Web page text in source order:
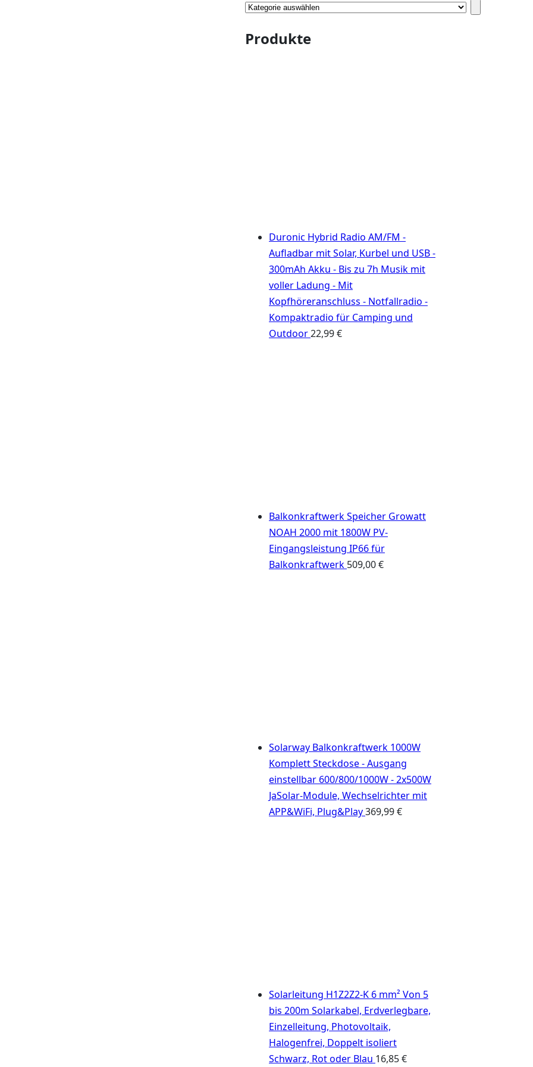
Kategorie
Produkte
Duronic Hybrid Radio AM/FM -
Aufladbar mit Solar, Kurbel und USB -
300mAh Akku - Bis zu 7h Musik mit
voller Ladung - Mit
Kopfhöreranschluss - Notfallradio -
Kompaktradio für Camping und
Outdoor22,99€
Balkonkraftwerk Speicher Growatt
NOAH 2000 mit 1800W PV-
Eingangsleistung IP66 für
Balkonkraftwerk 509,00€
Solarway Balkonkraftwerk 1000W
Komplett Steckdose - Ausgang
einstellbar 600/800/1000W - 2x500W
JaSolar-Module, Wechselrichter mit
APP&WiFi, Plug&Play369,99€
Solarleitung H1Z2Z2-K 6 mm² Von 5
bis 200m Solarkabel, Erdverlegbare,
Einzelleitung, Photovoltaik,
Halogenfrei, Doppelt isoliert
Schwarz, Rot oder Blau 16,85€